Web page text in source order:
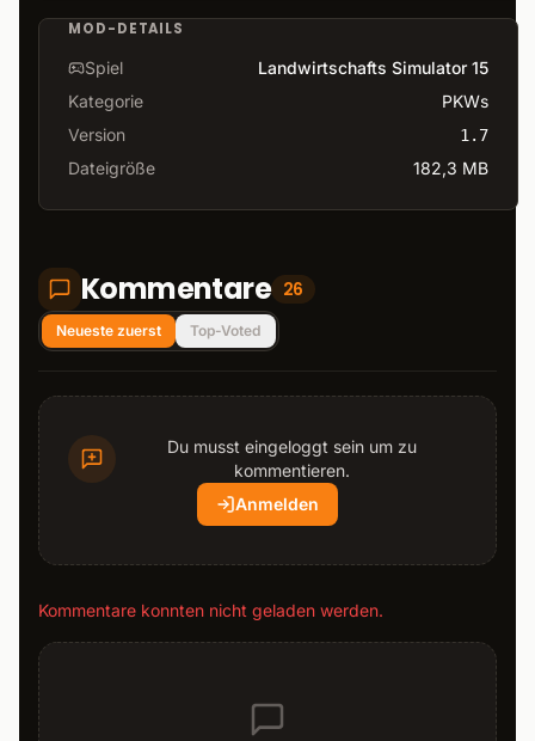
MOD-DETAILS
Spiel
Landwirtschafts Simulator 15
Kategorie
PKWs
Version
1.7
Dateigröße 182,3 MB
Kommentare 26
Neueste zuerst Top-Voted
Du musst eingeloggt sein um zu
kommentieren.
Anmelden
Kommentare konnten nicht geladen werden.